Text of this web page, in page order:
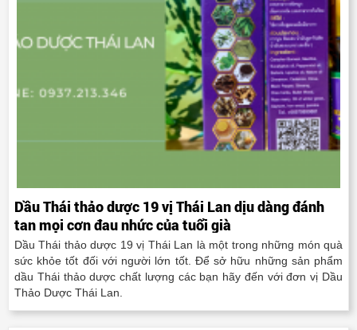
Dầu Thái thảo dược 19 vị Thái Lan dịu dàng đánh
tan mọi cơn đau nhức của tuổi già
Dầu Thái thảo dược 19 vị Thái Lan là một trong những món quà
sức khỏe tốt đối với người lớn tốt. Để sở hữu những sản phẩm
dầu Thái thảo dược chất lượng các bạn hãy đến với đơn vị Dầu
Thảo Dược Thái Lan.